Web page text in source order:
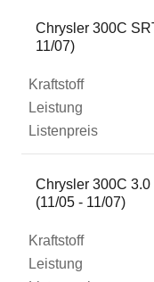
Chrysler 300C
11/07)
Chrysler 300C
(11/05 - 11/07)